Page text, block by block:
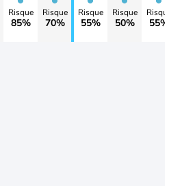
Risque
85%
Risque
70%
Risque
55%
Risque
50% 55%